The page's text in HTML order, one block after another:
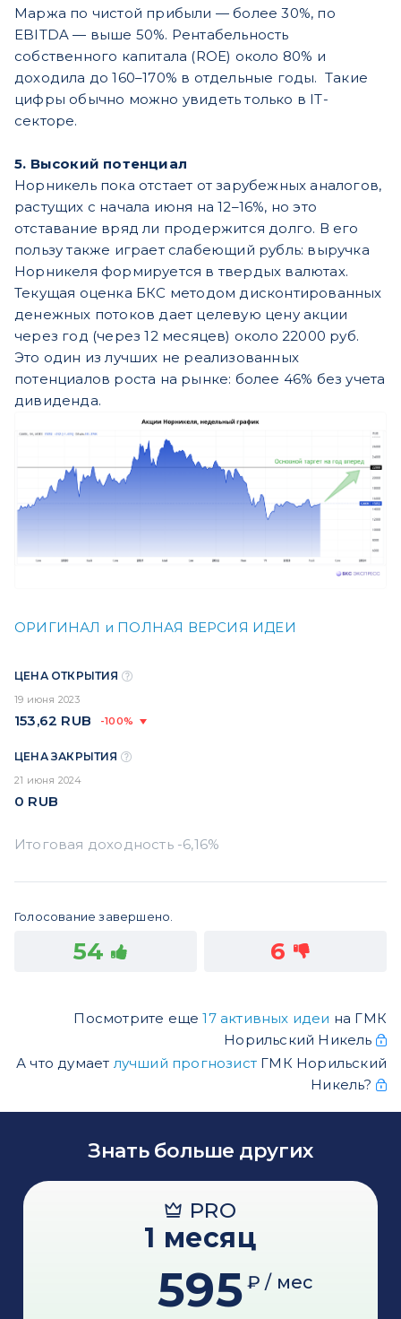
Маржа по чистой прибыли — более 30%, по
EBITDA — выше 50%. Рентабельность
собственного капитала (ROE) около 80% и
доходила до 160–170% в отдельные годы. Такие
цифры обычно можно увидеть только в IT-
секторе.
5. Высокий потенциал
Норникель пока отстает от зарубежных аналогов,
растущих с начала июня на 12–16%, но это
отставание вряд ли продержится долго. В его
пользу также играет слабеющий рубль: выручка
Норникеля формируется в твердых валютах.
Текущая оценка БКС методом дисконтированных
денежных потоков дает целевую цену акции
через год (через 12 месяцев) около 22000 руб.
Это один из лучших не реализованных
потенциалов роста на рынке: более 46% без учета
дивиденда.
ОРИГИНАЛ и ПОЛНАЯ ВЕРСИЯ ИДЕИ
ЦЕНА ОТКРЫТИЯ
19 июня 2023
153,62 RUB -100%
ЦЕНА ЗАКРЫТИЯ
21 июня 2024
0 RUB
Голосование завершено.
54 6
Посмотрите еще17 активных идеи на ГМК
Норильский Никель
А что думает лучший прогнозист ГМК Норильский
Никель?
Знать больше других
PRO
1 месяц
595 ₽ / мес